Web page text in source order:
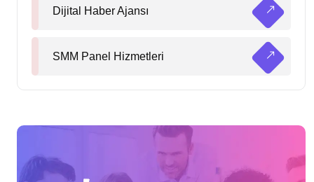
Dijital Haber Ajansı
SMM Panel Hizmetleri